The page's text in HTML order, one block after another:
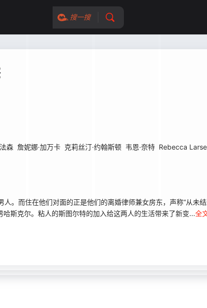
搜一搜
森 詹妮娜·加万卡 克莉丝汀·约翰斯顿 韦恩·奈特 Rebecca
而住在他们对面的正是他们的离婚律师兼女房东，声称“从未
斯克尔。粘人的斯图尔特的加入给这两人的生活带来了新变...全